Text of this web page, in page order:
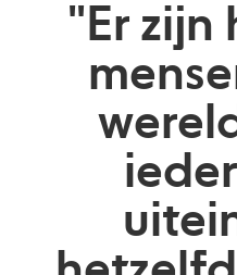
"Er zijn